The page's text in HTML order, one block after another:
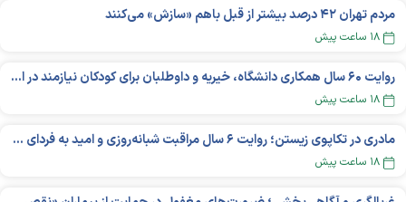
مردم تهران ۴۲ درصد بیشتر از قبل باهم «سازش» می‌کنند
۱۸ ساعت پیش
روایت ۶۰ سال همکاری دانشگاه، خیریه و داوطلبان برای کودکان نیازمند در استرالیا
۱۸ ساعت پیش
مادری در تکاپوی زیستن؛ روایت ۶ سال مراقبت شبانه‌روزی و امید به فردای «نورا»
۱۸ ساعت پیش